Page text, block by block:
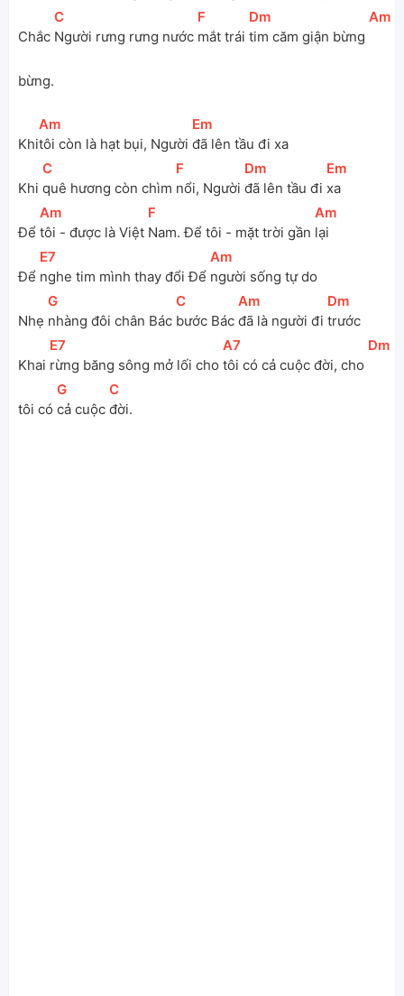
Chắc
[
C
Người rưng rưng nước
[F
mắt trái
[Dm
tim căm giận bừng
[
Am
bừng.
Khi
[
Am
tôi còn là hạt bụi, Người
[Em
đã lên tầu đi xa
Khi
[
C
quê hương còn chìm
[F
nổi, Người
[Dm
đã lên tầu đi
[Em
xa
Để
[
Am
tôi - được là Việt
[F
Nam. Để tôi - mặt trời gần
[
Am
lại
Để
[E7
nghe tim mình thay đổi Để
[
Am
người sống tự do
Nhẹ
[
G
nhàng đôi chân Bác
[
C
bước Bác
[
Am
đã là người đi
[Dm
trước
Khai
[E7
rừng băng sông mở lối cho
[
A7
tôi có cả cuộc đời, cho
[Dm
tôi có
[
G
cả cuộc
[
C
đời.